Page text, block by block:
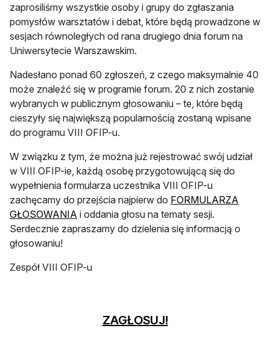
zaprosiliśmy wszystkie osoby i grupy do zgłaszania
pomysłów warsztatów i debat, które będą prowadzone w
sesjach równoległych od rana drugiego dnia forum na
Uniwersytecie Warszawskim.
Nadesłano ponad 60 zgłoszeń, z czego maksymalnie 40
może znaleźć się w programie forum. 20 z nich zostanie
wybranych w publicznym głosowaniu – te, które będą
cieszyły się największą popularnością zostaną wpisane
do programu VIII OFIP-u.
W związku z tym, że można już rejestrować swój udział
w VIII OFIP-ie, każdą osobę przygotowującą się do
wypełnienia formularza uczestnika VIII OFIP-u
zachęcamy do przejścia najpierw do FORMULARZA
GŁOSOWANIA i oddania głosu na tematy sesji.
Serdecznie zapraszamy do dzielenia się informacją o
głosowaniu!
Zespół VIII OFIP-u
ZAGŁOSUJ!otwiera się w